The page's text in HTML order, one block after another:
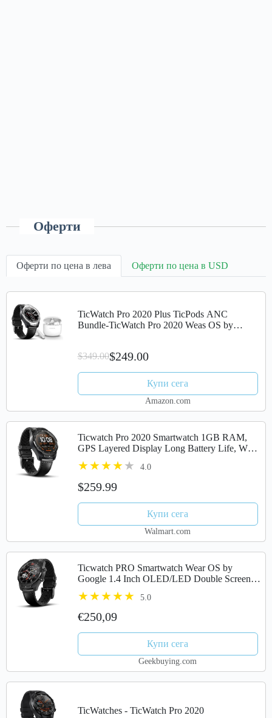
Оферти
Оферти по цена в лева Оферти по цена в USD
TicWatch Pro 2020 Plus TicPods ANC
Bundle-TicWatch Pro 2020 Weas OS by
Cancellation Wireless...
$349.00$249.00
Купи сега
Amazon.com
Ticwatch Pro 2020 Smartwatch 1GB RAM,
GPS Layered Display Long Battery Life, Wear
OS by Google, NFC, 24H Heart Rate, Sleep
Tracking, Music, IP68 Water...
4.0
$259.99
Купи сега
Walmart.com
Ticwatch PRO Smartwatch Wear OS by
Google 1.4 Inch OLED/LED Double Screens
Google Pay IP68 Built-in GPS Mobvoi - Black
5.0
€250,09
Купи сега
Geekbuying.com
TicWatches - TicWatch Pro 2020